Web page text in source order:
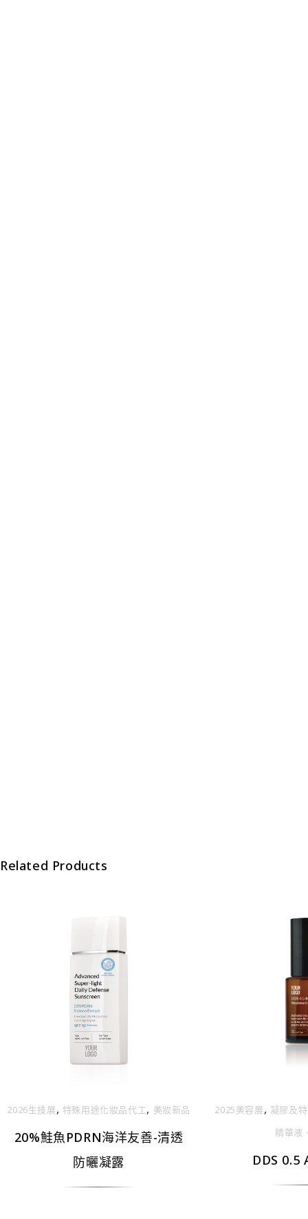
Related Products
2026生技展, 特殊用途化妝品代工, 美妝新品
20%鮭魚PDRN海洋友善-清透
防曬凝露
2025美容展, 凝膠及
精華液
DDS 0.5